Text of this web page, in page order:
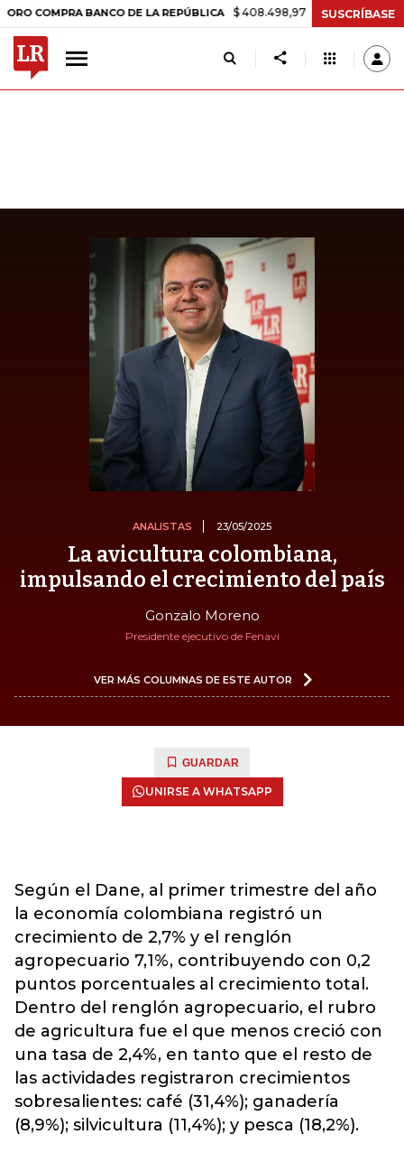
BANCO DE LA REPÚBLICA $ 408.498,97 +$ 8.753,81 +2,19%
SUSCRÍBASE
ANALISTAS 23/05/2025
La avicultura colombiana,
impulsando el crecimiento del país
Gonzalo Moreno
Presidente ejecutivo de Fenavi
VER MÁS COLUMNAS DE ESTE AUTOR
GUARDAR
UNIRSE A WHATSAPP
Según el Dane, al primer trimestre del año
la economía colombiana registró un
crecimiento de 2,7% y el renglón
agropecuario 7,1%, contribuyendo con 0,2
puntos porcentuales al crecimiento total.
Dentro del renglón agropecuario, el rubro
de agricultura fue el que menos creció con
una tasa de 2,4%, en tanto que el resto de
las actividades registraron crecimientos
sobresalientes: café (31,4%); ganadería
(8,9%); silvicultura (11,4%); y pesca (18,2%).